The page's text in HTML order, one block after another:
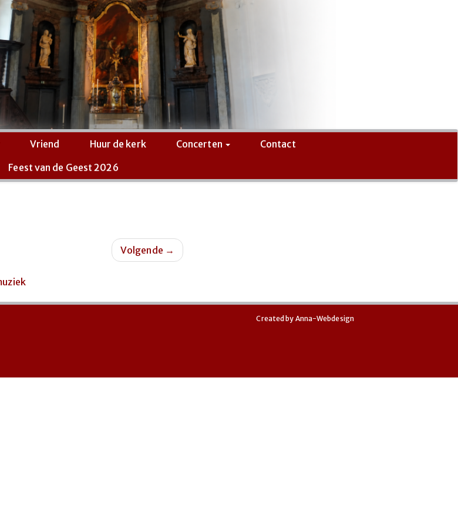
Vriend Huur de kerk Concerten
Contact
Feest van de Geest 2026
Volgende →
Created by Anna-Webdesign